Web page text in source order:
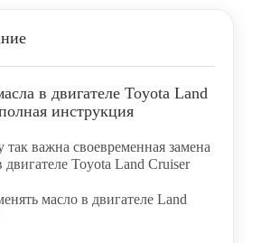
в двигателе Toyota Land
инструкция
так важна своевременная замена
двигателе Toyota Land Cruiser
масло в двигателе Land